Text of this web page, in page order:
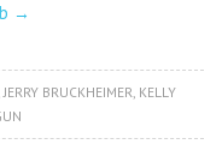
→
JERRY BRUCKHEIMER, KELLY